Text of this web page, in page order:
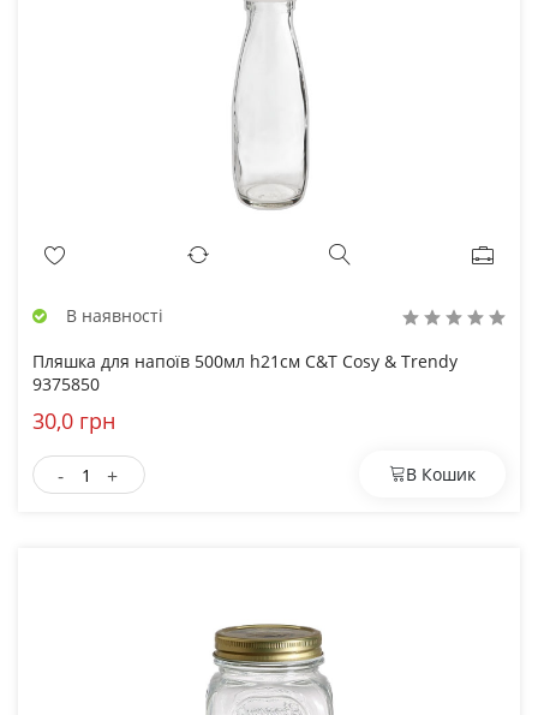
В наявності
Пляшка для напоїв 500мл h21см C&T Cosy & Trendy
9375850
30,0 грн
- + В Кошик